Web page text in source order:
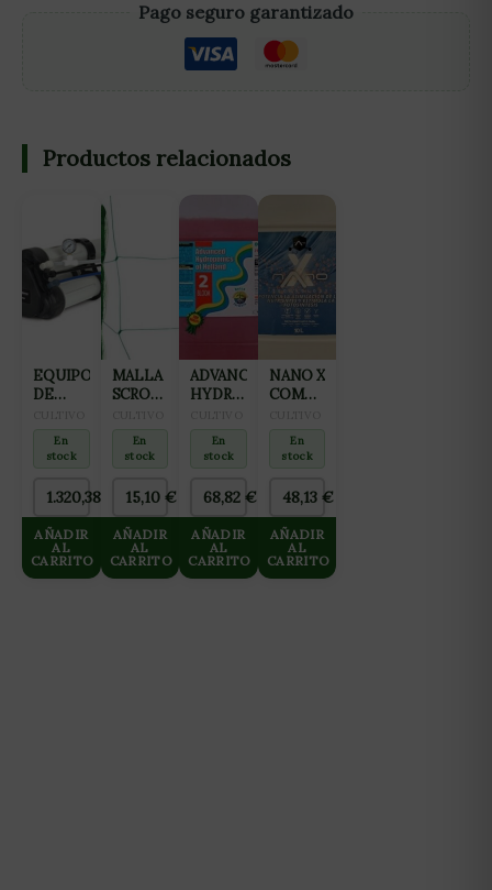
Pago seguro garantizado
Productos relacionados
EQUIPO
DE
INVERSA
GROWMAX
L/DIA
HASTA
125 L/H
En
stock
1.320,38
AÑADIR
AL
CARRITO
MALLA
SCROG
15X15CM
(2X25M)
En
stock
15,10 €
AÑADIR
AL
CARRITO
ADVANCED
HYDROPONICS
HOLLAND
DUTCH
Nº2
BLOOM
10L
En
stock
68,82€
AÑADIR
AL
CARRITO
NANO X
COMPLEMENTO
HIDROPONÍA
BLANDAS
10L
En
stock
48,13 €
AÑADIR
AL
CARRITO